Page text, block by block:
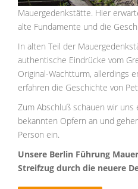
Mauergedenkstätte. Hier
alte Fundamente und die
In alten Teil der
authentische Eindrücke vom
Original-Wachtturm, allerdings
erfahren die Geschichte von
Zum Abschluß schauen wir
bekannten Opfern an und
Person ein.
Unsere Berlin Führung
Streifzug durch die neuere